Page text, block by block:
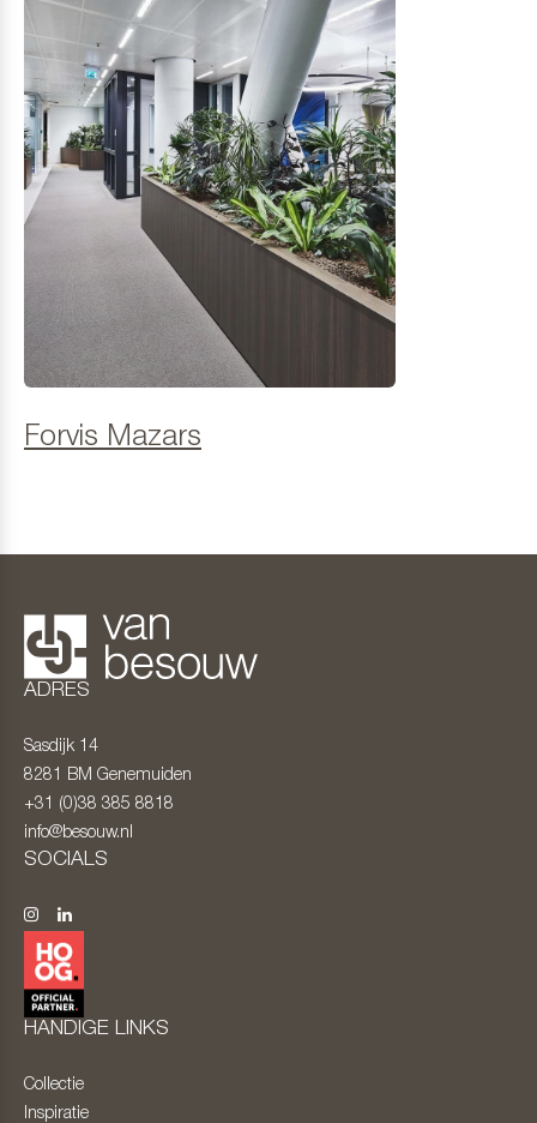
Forvis Mazars
ADRES
Sasdijk 14
8281 BM Genemuiden
+31 (0)38 385 8818
info@besouw.nl
SOCIALS
HANDIGE LINKS
Collectie
Inspiratie